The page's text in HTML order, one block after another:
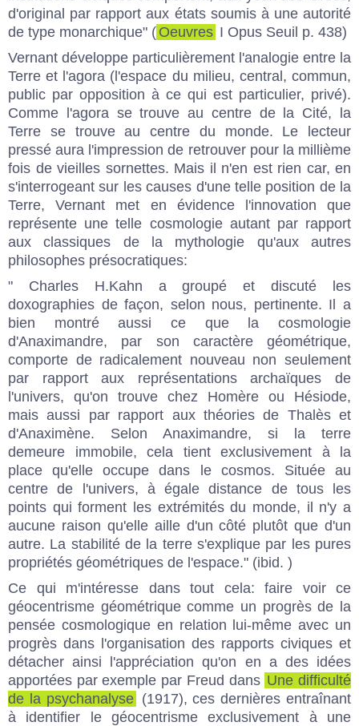
d'original par rapport aux états soumis à une autorité
de type monarchique" ( Oeuvres I Opus Seuil p. 438)
Vernant développe particulièrement l'analogie entre la
Terre et l'agora (l'espace du milieu, central, commun,
public par opposition à ce qui est particulier, privé).
Comme l'agora se trouve au centre de la Cité, la
Terre se trouve au centre du monde. Le lecteur
pressé aura l'impression de retrouver pour la millième
fois de vieilles sornettes. Mais il n'en est rien car, en
s'interrogeant sur les causes d'une telle position de la
Terre, Vernant met en évidence l'innovation que
représente une telle cosmologie autant par rapport
aux classiques de la mythologie qu'aux autres
philosophes présocratiques:
" Charles H.Kahn a groupé et discuté les
doxographies de façon, selon nous, pertinente. Il a
bien montré aussi ce que la cosmologie
d'Anaximandre, par son caractère géométrique,
comporte de radicalement nouveau non seulement
par rapport aux représentations archaïques de
l'univers, qu'on trouve chez Homère ou Hésiode,
mais aussi par rapport aux théories de Thalès et
d'Anaximène. Selon Anaximandre, si la terre
demeure immobile, cela tient exclusivement à la
place qu'elle occupe dans le cosmos. Située au
centre de l'univers, à égale distance de tous les
points qui forment les extrémités du monde, il n'y a
aucune raison qu'elle aille d'un côté plutôt que d'un
autre. La stabilité de la terre s'explique par les pures
propriétés géométriques de l'espace." (ibid. )
Ce qui m'intéresse dans tout cela: faire voir ce
géocentrisme géométrique comme un progrès de la
pensée cosmologique en relation lui-même avec un
progrès dans l'organisation des rapports civiques et
détacher ainsi l'appréciation qu'on en a des idées
apportées par exemple par Freud dans Une difficulté
de la psychanalyse (1917), ces dernières entraînant
à identifier le géocentrisme exclusivement à une